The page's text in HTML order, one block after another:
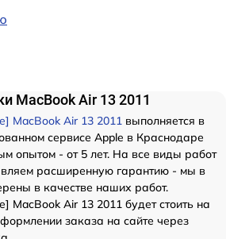
MacBook Air 13 2011
MacBook Air 13 2011 выполняется в
сервисе Apple в Краснодаре
опытом - от 5 лет. На все виды работ
расширенную гарантию - мы в
в качестве наших работ.
MacBook Air 13 2011 будет стоить на
заказа на сайте через